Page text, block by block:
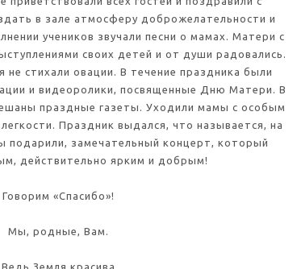
в зале атмосферу доброжелательности и
учеников звучали песни о мамах. Матери с
своих детей и от души радовались.
не стихали овации. В течение праздника были
и видеоролики, посвященные Дню Матери. В
праздные газеты. Уходили мамы с особым
Праздник выдался, что называется, на
подарили, замечательный концерт, который
действительно ярким и добрым!
Говорим «Спасибо»!
Мы, родные, Вам.
Ведь Земля красива